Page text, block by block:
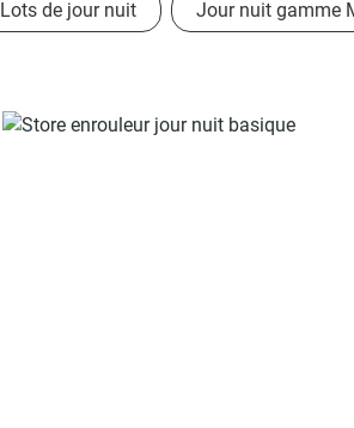
Lots de jour nuit Jour nuit gamme